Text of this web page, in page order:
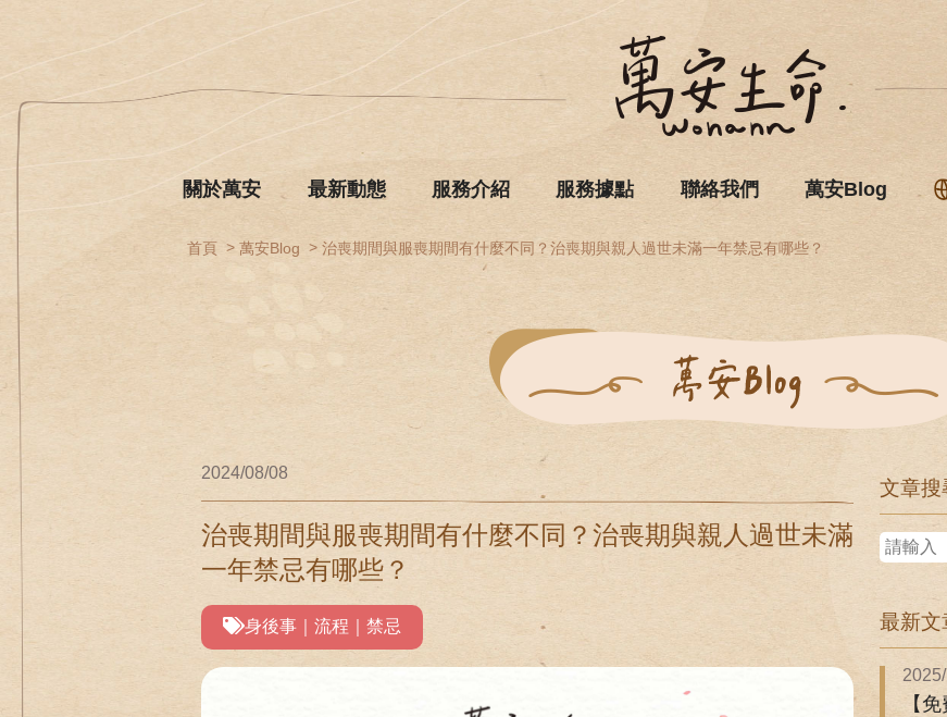
關於萬安 最新動態 服務介紹 服務據點 聯絡我們 萬安Blog
首頁 萬安Blog 治喪期間與服喪期間有什麼不同？治喪期與親人過世未滿一年禁忌有哪些？
2024/08/08
治喪期間與服喪期間有什麼不同？治喪期與親人過世未滿
一年禁忌有哪些？
身後事｜流程｜禁忌
文章搜
最新文
【